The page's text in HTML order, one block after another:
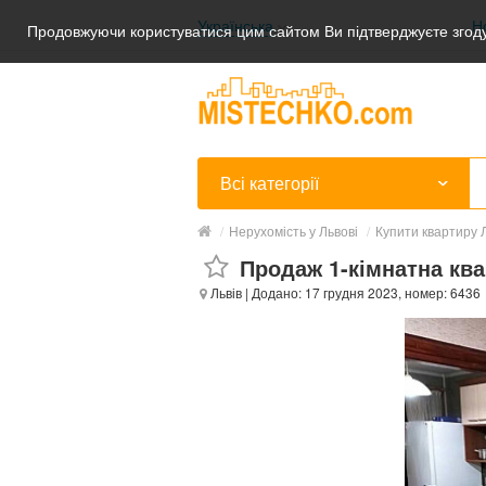
Продовжуючи користуватися цим сайтом Ви підтверджуєте
Українська
Українська
Русский
Всі категорії
/ Нерухомість у Львові / Купити квартиру
Продаж 1-кімнатна
Львів | Додано: 17 грудня 2023, номер: 6436